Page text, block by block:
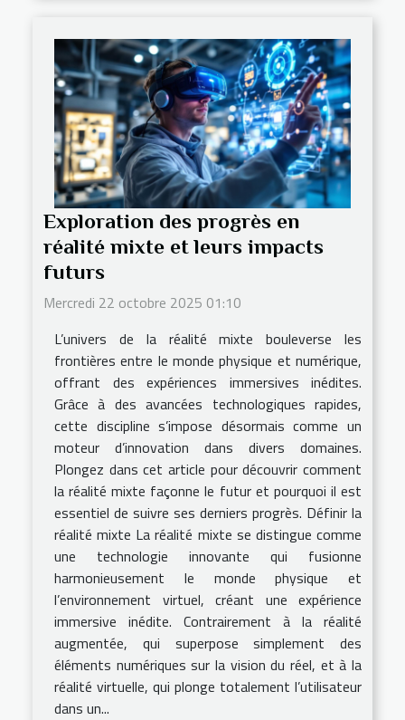
Exploration des progrès en
réalité mixte et leurs impacts
futurs
Mercredi 22 octobre 2025 01:10
L’univers de la réalité mixte bouleverse les
frontières entre le monde physique et numérique,
offrant des expériences immersives inédites.
Grâce à des avancées technologiques rapides,
cette discipline s’impose désormais comme un
moteur d’innovation dans divers domaines.
Plongez dans cet article pour découvrir comment
la réalité mixte façonne le futur et pourquoi il est
essentiel de suivre ses derniers progrès. Définir la
réalité mixte La réalité mixte se distingue comme
une technologie innovante qui fusionne
harmonieusement le monde physique et
l’environnement virtuel, créant une expérience
immersive inédite. Contrairement à la réalité
augmentée, qui superpose simplement des
éléments numériques sur la vision du réel, et à la
réalité virtuelle, qui plonge totalement l’utilisateur
dans un...